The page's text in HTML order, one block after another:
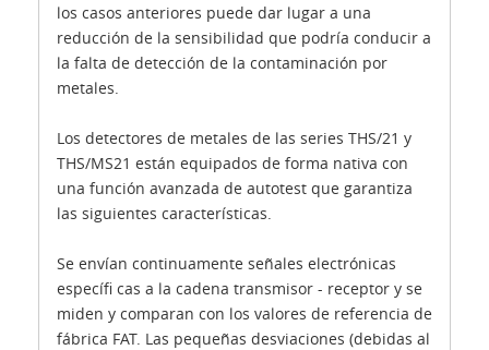
los casos anteriores puede dar lugar a una
reducción de la sensibilidad que podría conducir a
la falta de detección de la contaminación por
metales.
Los detectores de metales de las series THS/21 y
THS/MS21 están equipados de forma nativa con
una función avanzada de autotest que garantiza
las siguientes características.
Se envían continuamente señales electrónicas
específi cas a la cadena transmisor - receptor y se
miden y comparan con los valores de referencia de
fábrica FAT. Las pequeñas desviaciones (debidas al